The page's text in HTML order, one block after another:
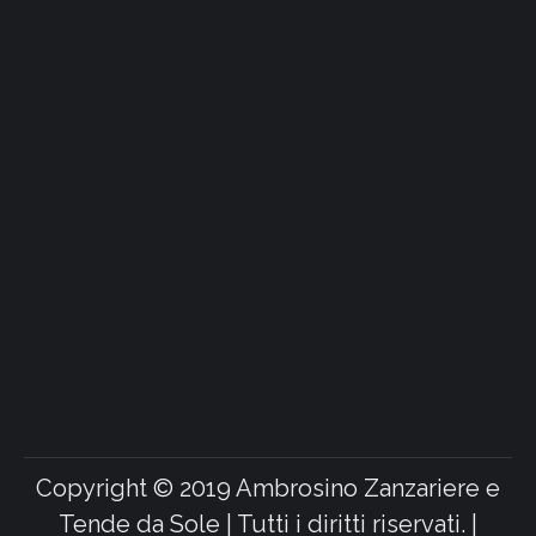
Copyright © 2019 Ambrosino Zanzariere e
Tende da Sole | Tutti i diritti riservati. |